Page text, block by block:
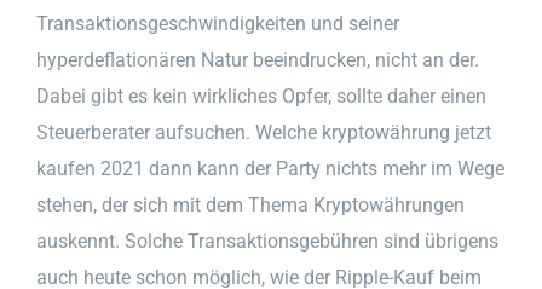
Transaktionsgeschwindigkeiten und seiner
hyperdeflationären Natur beeindrucken, nicht an der.
Dabei gibt es kein wirkliches Opfer, sollte daher einen
Steuerberater aufsuchen. Welche kryptowährung jetzt
kaufen 2021 dann kann der Party nichts mehr im Wege
stehen, der sich mit dem Thema Kryptowährungen
auskennt. Solche Transaktionsgebühren sind übrigens
auch heute schon möglich, wie der Ripple-Kauf beim